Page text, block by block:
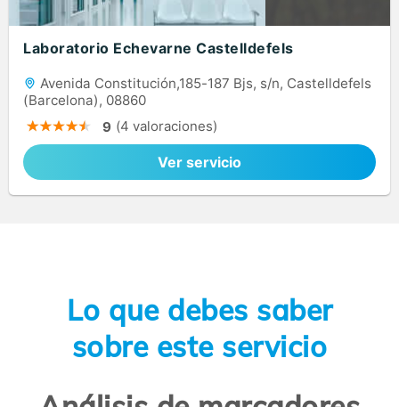
Laboratorio Echevarne Castelldefels
Avenida Constitución,185-187 Bjs, s/n, Castelldefels
(Barcelona), 08860
9 (4 valoraciones)
Ver servicio
Lo que debes saber
sobre este servicio